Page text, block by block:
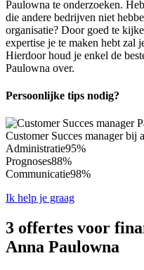
Paulowna te onderzoeken.
die andere bedrijven niet
organisatie? Door goed te
expertise je te maken hebt zal
Hierdoor houd je enkel de
Paulowna over.
Persoonlijke tips nodig?
Customer Succes manager bij
Administratie95%
Prognoses88%
Communicatie98%
Ik help je graag
3 offertes voor
Anna Paulowna